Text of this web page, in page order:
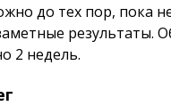
до тех пор, пока
результаты.
2 недель.